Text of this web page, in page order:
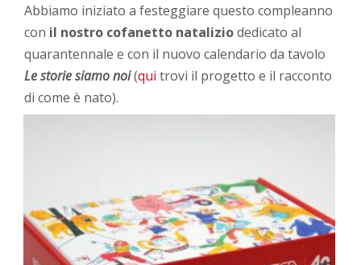
Abbiamo iniziato a festeggiare questo compleanno
con il nostro cofanetto nataliziodedicato al
quarantennale e con il nuovo calendario da tavolo
Le storie siamo noi(qui trovi il progetto e il racconto
di come è nato).